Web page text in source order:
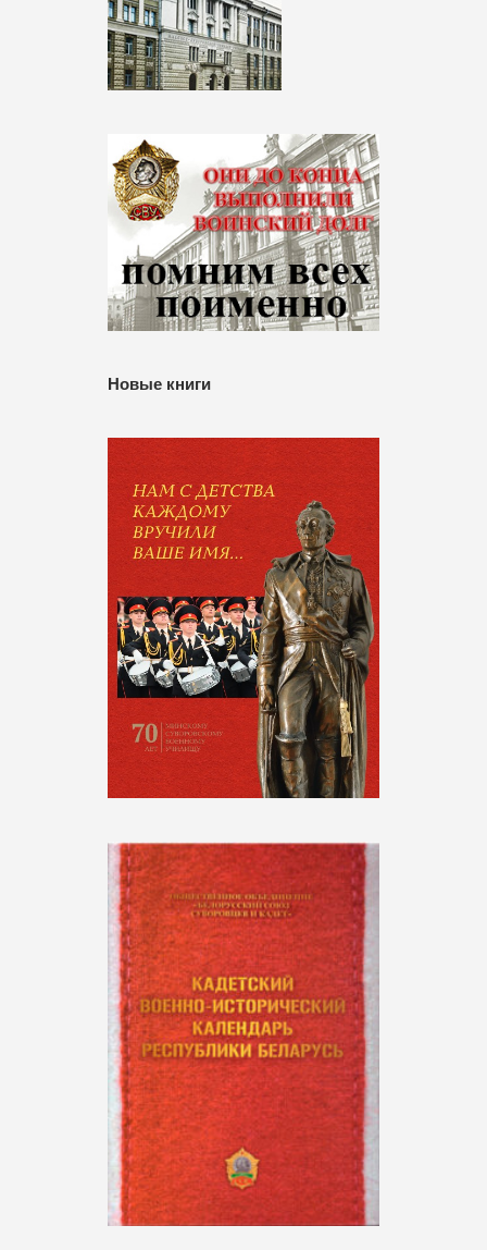
Новые книги